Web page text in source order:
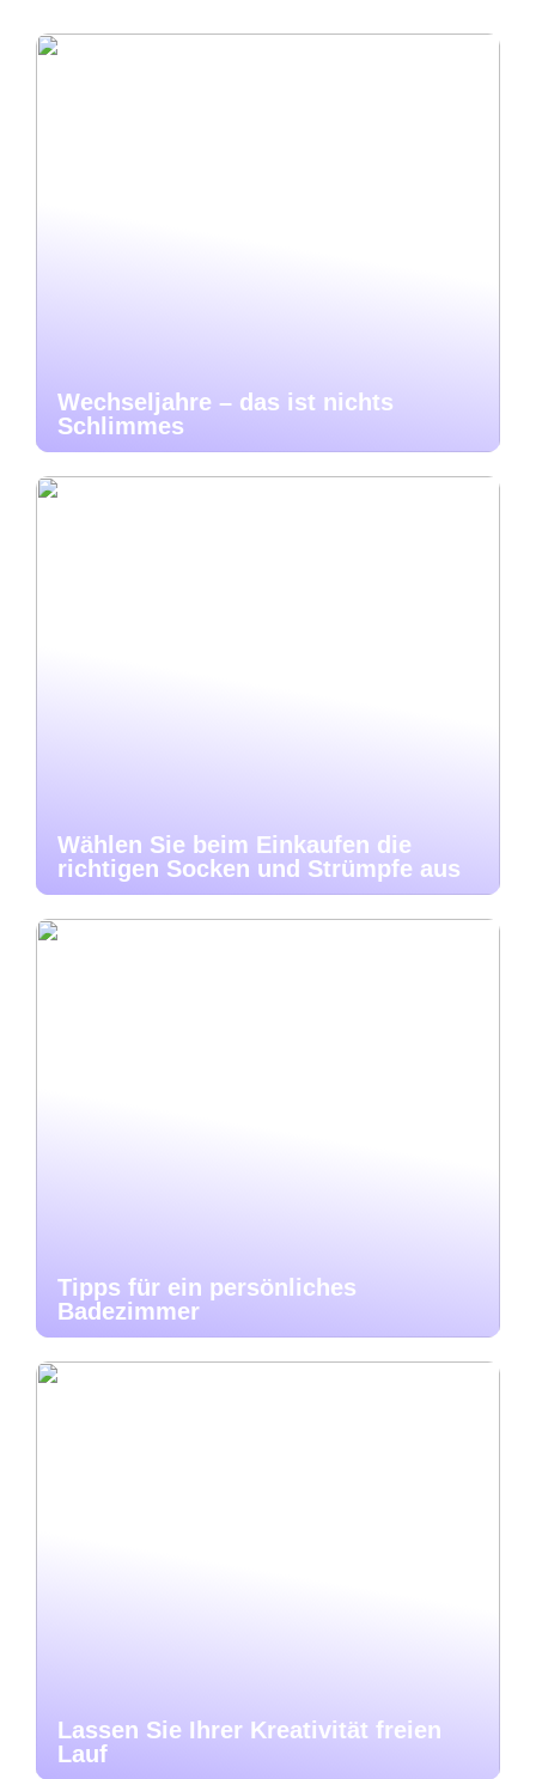
Wechseljahre – das ist nichts
Schlimmes
Wählen Sie beim Einkaufen die
richtigen Socken und Strümpfe aus
Tipps für ein persönliches
Badezimmer
Lassen Sie Ihrer Kreativität freien
Lauf